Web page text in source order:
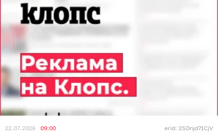
22.07.2026 09:00 erid: 2SDnjd71CjV